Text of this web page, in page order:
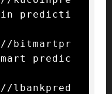
predicti
bitmartpr
predic
lbankpred